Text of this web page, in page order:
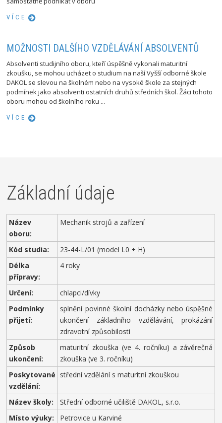
VÍCE
MOŽNOSTI DALŠÍHO VZDĚLÁVÁNÍ ABSOLVENTŮ
Absolventi studijního oboru, kteří úspěšně vykonali maturitní
zkoušku, se mohou ucházet o studium na naší Vyšší odborné škole
DAKOL se slevou na školném nebo na vysoké škole za stejných
podmínek jako absolventi ostatních druhů středních škol. Žáci tohoto
oboru mohou od školního roku ...
VÍCE
Základní údaje
Název
oboru:
Mechanik strojů a zařízení
Kód studia:
23-44-L/01 (model L0 + H)
Délka
přípravy:
4 roky
Určení:
chlapci/dívky
Podmínky
přijetí:
splnění povinné školní docházky nebo úspěšné
ukončení základního vzdělávání, prokázání
zdravotní způsobilosti
Způsob
ukončení:
maturitní zkouška (ve 4. ročníku) a závěrečná
zkouška (ve 3. ročníku)
Poskytované
vzdělání:
střední vzdělání s maturitní zkouškou
Název školy:
Střední odborné učiliště DAKOL, s.r.o.
Místo výuky:
Petrovice u Karviné